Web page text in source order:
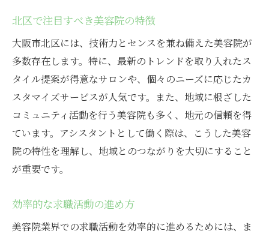
北区で注目すべき美容院の特徴
大阪市北区には、技術力とセンスを兼ね備えた美容院が
多数存在します。特に、最新のトレンドを取り入れたス
タイル提案が得意なサロンや、個々のニーズに応じたカ
スタマイズサービスが人気です。また、地域に根ざした
コミュニティ活動を行う美容院も多く、地元の信頼を得
ています。アシスタントとして働く際は、こうした美容
院の特性を理解し、地域とのつながりを大切にすること
が重要です。
効率的な求職活動の進め方
美容院業界での求職活動を効率的に進めるためには、ま